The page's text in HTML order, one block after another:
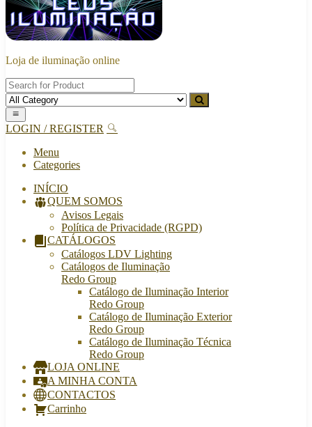
Loja de iluminação online
LOGIN / REGISTER
Menu
Categories
INÍCIO
QUEM SOMOS
Avisos Legais
Política de Privacidade (RGPD)
CATÁLOGOS
Catálogos LDV Lighting
Catálogos de Iluminação
Redo Group
Catálogo de Iluminação Interior
Redo Group
Catálogo de Iluminação Exterior
Redo Group
Catálogo de Iluminação Técnica
Redo Group
LOJA ONLINE
A MINHA CONTA
CONTACTOS
Carrinho